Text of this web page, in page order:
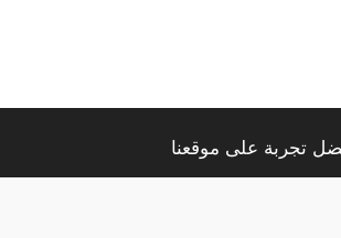
تجربة على موقعنا